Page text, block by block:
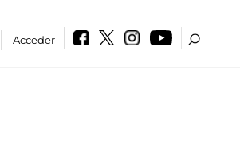
Acceder